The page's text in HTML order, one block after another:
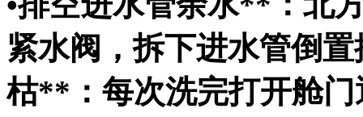
紧水阀，拆下进水管倒
枯**：每次洗完打开舱